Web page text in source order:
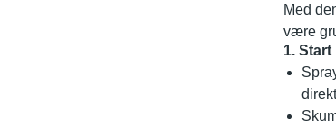
Med
være
1.